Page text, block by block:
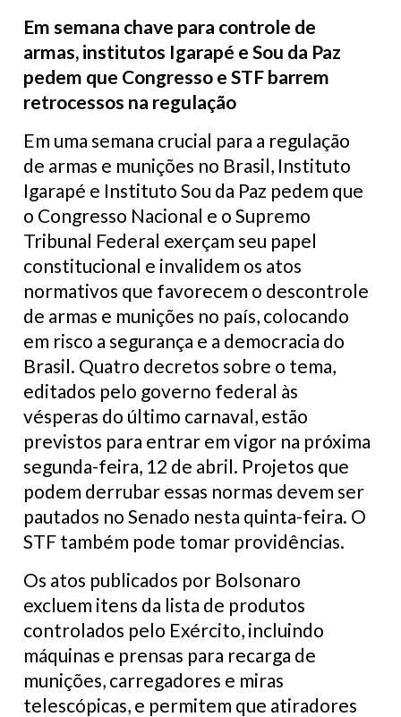
Em semana chave para controle de
armas, institutos Igarapé e Sou da Paz
pedem que Congresso e STF barrem
retrocessos na regulação
Em uma semana crucial para a regulação
de armas e munições no Brasil, Instituto
Igarapé e Instituto Sou da Paz pedem que
o Congresso Nacional e o Supremo
Tribunal Federal exerçam seu papel
constitucional e invalidem os atos
normativos que favorecem o descontrole
de armas e munições no país, colocando
em risco a segurança e a democracia do
Brasil. Quatro decretos sobre o tema,
editados pelo governo federal às
vésperas do último carnaval, estão
previstos para entrar em vigor na próxima
segunda-feira, 12 de abril. Projetos que
podem derrubar essas normas devem ser
pautados no Senado nesta quinta-feira. O
STF também pode tomar providências.
Os atos publicados por Bolsonaro
excluem itens da lista de produtos
controlados pelo Exército, incluindo
máquinas e prensas para recarga de
munições, carregadores e miras
telescópicas, e permitem que atiradores